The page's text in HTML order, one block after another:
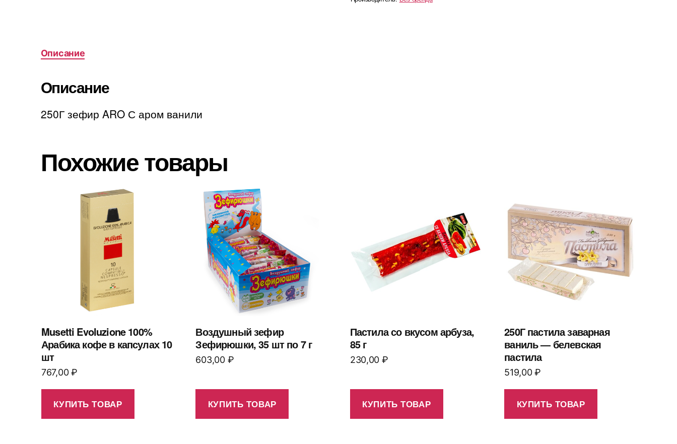
Описание
Описание
250Г зефир ARO С аром ванили
Похожие товары
Musetti Evoluzione 100%
Арабика кофе в капсулах 10
шт
767,00₽
КУПИТЬ ТОВАР
Воздушный зефир
Зефирюшки, 35 шт по 7 г
603,00 ₽
КУПИТЬ ТОВАР
Пастила со вкусом арбуза,
85 г
230,00 ₽
КУПИТЬ ТОВАР
250Г пастила заварная
ваниль — белевская
пастила
519,00₽
КУПИТЬ ТОВАР